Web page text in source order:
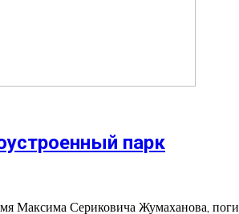
парк
Максима Сериковича Жумаханова,